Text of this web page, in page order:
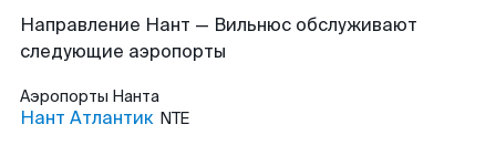
Направление Нант — Вильнюс обслуживают
следующие аэропорты
Аэропорты Нанта
Нант Атлантик NTE